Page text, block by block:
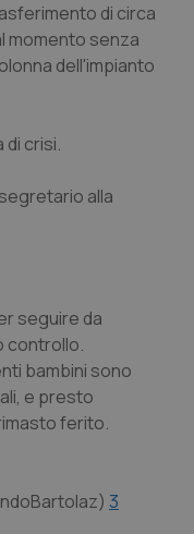
Ulcerosa
di circa
momento senza
dell'impianto
di crisi.
alla
seguire da
controllo.
bambini sono
e presto
ferito.
3